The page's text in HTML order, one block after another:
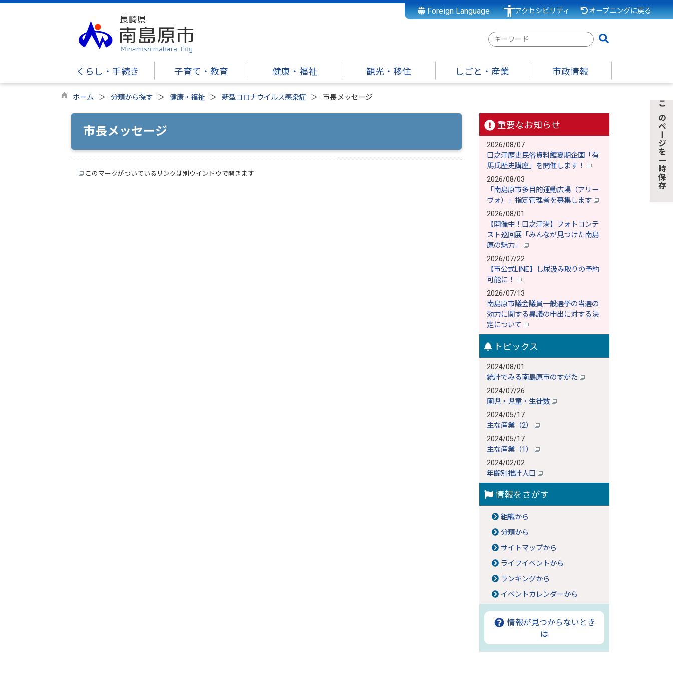
Foreign Language アクセシビリティ オープニングに戻る
検
ー
ワ
くらし・手続き 子育て・教育 健康・福祉 観光・移住 しごと・産業 市政情報
ホーム 分類から探す 健康・福祉 新型コロナウイルス感染症 市長メッセージ
市長メッセージ
このマークがついているリンクは別ウインドウで開きます
重要なお知らせ
2026/08/07
口之津歴史民俗資料館夏期企画「有
馬氏歴史講座」を開催します！
2026/08/03
「南島原市多目的運動広場（アリー
ヴォ）」指定管理者を募集します
2026/08/01
【開催中！口之津港】フォトコンテ
スト巡回展「みんなが見つけた南島
原の魅力」
2026/07/22
【市公式LINE】し尿汲み取りの予約
可能に！
2026/07/13
南島原市議会議員一般選挙の当選の
効力に関する異議の申出に対する決
定について
トピックス
2024/08/01
統計でみる南島原市のすがた
2024/07/26
園児・児童・生徒数
2024/05/17
主な産業（2）
2024/05/17
主な産業（1）
2024/02/02
年齢別推計人口
情報をさがす
組織から
分類から
サイトマップから
ライフイベントから
ランキングから
イベントカレンダーから
情報が見つからないとき
は
このページを一時保存